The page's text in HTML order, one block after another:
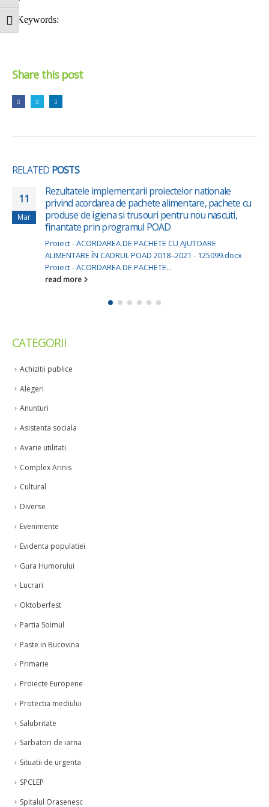
Toggle Font size
Share this post
RELATED POSTS
Rezultatele implementarii proiectelor nationale
privind acordarea de pachete alimentare, pachete cu
produse de igiena si trusouri pentru nou nascuti,
finantate prin programul POAD
Proiect - ACORDAREA DE PACHETE CU AJUTOARE
ALIMENTARE ÎN CADRUL POAD 2018–2021 - 125099.docx
Proiect - ACORDAREA DE PACHETE...
16
CATEGORII
Achizitii publice
Alegeri
Anunturi
Asistenta sociala
Avarie utilitati
Complex Arinis
Cultural
Diverse
Evenimente
Evidenta populatiei
Gura Humorului
Lucrari
Oktoberfest
Partia Soimul
Paste in Bucovina
Primarie
Proiecte Europene
Protectia mediului
Salubritate
Sarbatori de iarna
Situatii de urgenta
SPCLEP
Spitalul Orasenesc